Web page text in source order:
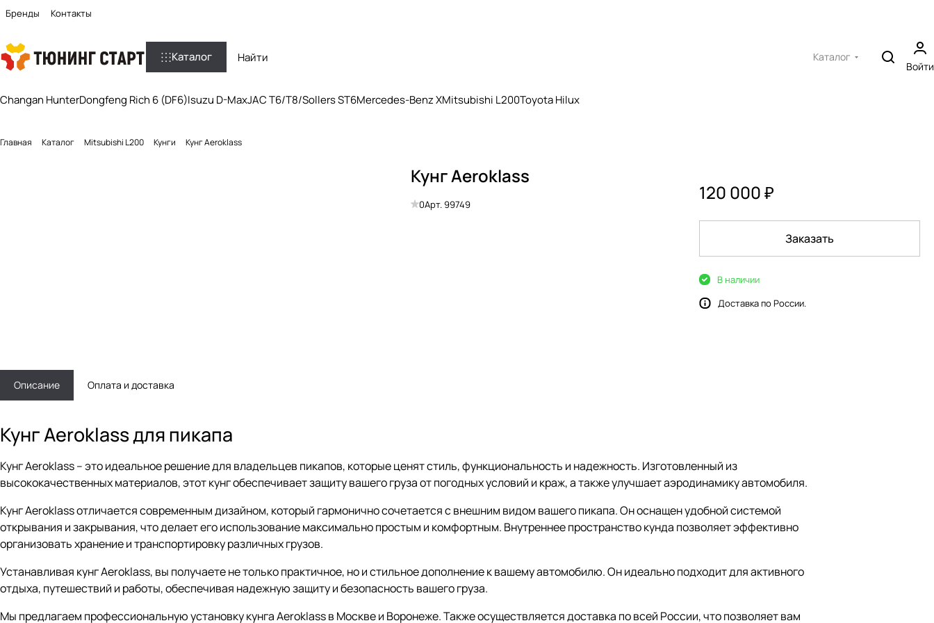
Бренды Контакты
Каталог Каталог
Войти
Changan HunterDongfeng Rich 6 (DF6)Isuzu D-MaxJAC T6/T8/Sollers ST6Mercedes-Benz XMitsubishi L200Toyota Hilux
Главная Каталог Mitsubishi L200 Кунги Кунг Aeroklass
Кунг Aeroklass
0Арт.99749
120 000 ₽
Заказать
В наличии
Доставка по России.
Описание Оплата и доставка
Кунг Aeroklass для пикапа
Кунг Aeroklass – это идеальное решение для владельцев пикапов, которые ценят стиль, функциональность и надежность. Изготовленный из
высококачественных материалов, этот кунг обеспечивает защиту вашего груза от погодных условий и краж, а также улучшает аэродинамику автомобиля.
Кунг Aeroklass отличается современным дизайном, который гармонично сочетается с внешним видом вашего пикапа. Он оснащен удобной системой
открывания и закрывания, что делает его использование максимально простым и комфортным. Внутреннее пространство кунда позволяет эффективно
организовать хранение и транспортировку различных грузов.
Устанавливая кунг Aeroklass, вы получаете не только практичное, но и стильное дополнение к вашему автомобилю. Он идеально подходит для активного
отдыха, путешествий и работы, обеспечивая надежную защиту и безопасность вашего груза.
Мы предлагаем профессиональную установку кунга Aeroklass в Москве и Воронеже. Также осуществляется доставка по всей России, что позволяет вам